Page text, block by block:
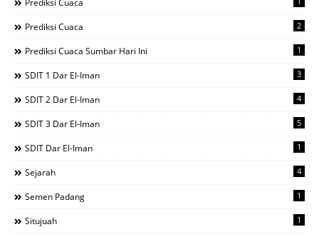
Prediksi Cuaca
Prediksi Cuaca 2
Prediksi Cuaca Sumbar Hari Ini 1
SDIT 1 Dar El-Iman 3
SDIT 2 Dar El-Iman 4
SDIT 3 Dar El-Iman 5
SDIT Dar El-Iman 1
Sejarah 4
Semen Padang 1
Situjuah 1